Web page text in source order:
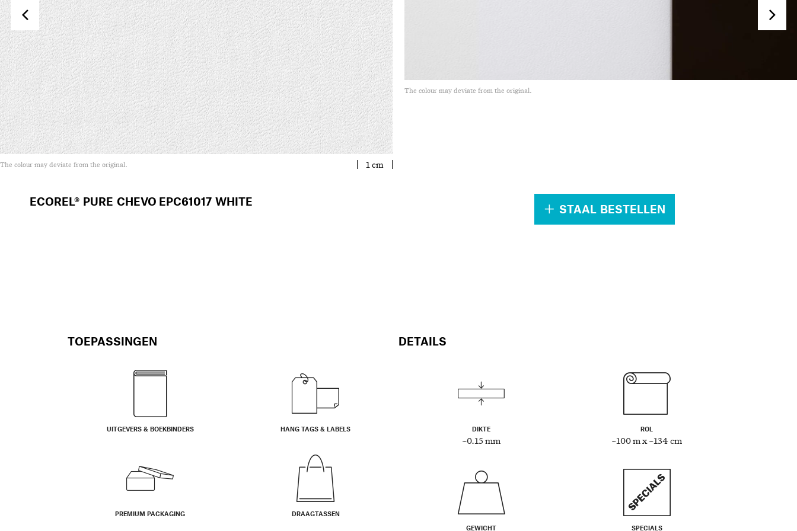
The colour may deviate from the original. 1 cm
The colour may deviate from the original.
ECOREL® PURE CHEVO EPC61017 WHITE
STAAL BESTELLEN
TOEPASSINGEN
UITGEVERS & BOEKBINDERS HANG TAGS & LABELS
PREMIUM PACKAGING DRAAGTASSEN
DETAILS
DIKTE
~0.15 mm
ROL
~100 m x ~134 cm
GEWICHT SPECIALS